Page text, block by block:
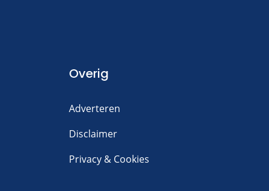
Overig
Adverteren
Disclaimer
Privacy & Cookies